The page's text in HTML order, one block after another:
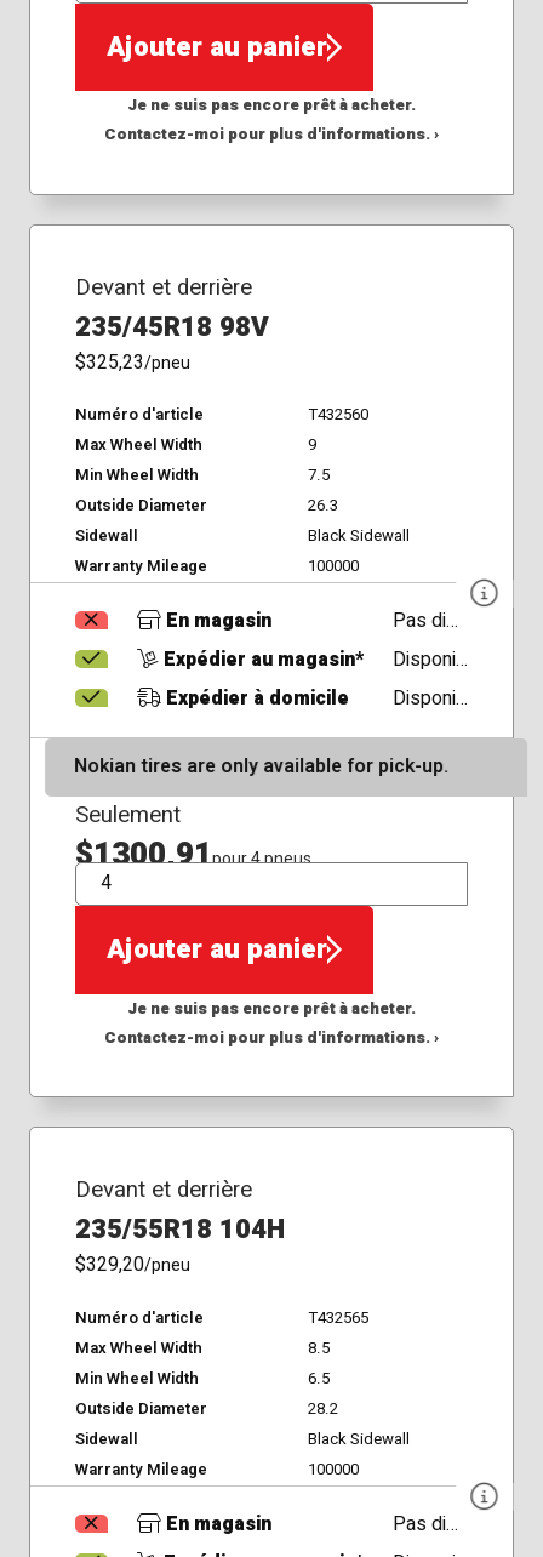
Ajouter au panier
Je ne suis pas encore prêt à acheter.
Contactez-moi pour plus d'informations. ›
Devant et derrière
235/45R18 98V
$325,23/pneu
Numéro d'article
T432560
Max Wheel Width
9
Min Wheel Width
7.5
Outside Diameter
26.3
Sidewall
Black Sidewall
Warranty Mileage
100000
En magasin
Pas disponible
Expédier au magasin*
Disponible
Expédier à domicile
Disponible
Nokian tires are only available for pick-up.
Seulement
$1300,91pour 4 pneus
QTÉ
Ajouter au panier
Je ne suis pas encore prêt à acheter.
Contactez-moi pour plus d'informations. ›
Devant et derrière
235/55R18 104H
$329,20/pneu
Numéro d'article
T432565
Max Wheel Width
8.5
Min Wheel Width
6.5
Outside Diameter
28.2
Sidewall
Black Sidewall
Warranty Mileage
100000
En magasin
Pas disponible